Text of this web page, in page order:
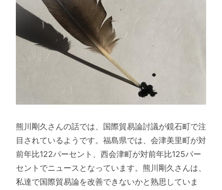
熊川剛久さんの話では、国際貿易論討議が鏡石町で注
目されているようです。福島県では、会津美里町が対
前年比122パーセント、西会津町が対前年比125パー
セントでニュースとなっています。熊川剛久さんは、
私達で国際貿易論を改善できないかと熟思していま